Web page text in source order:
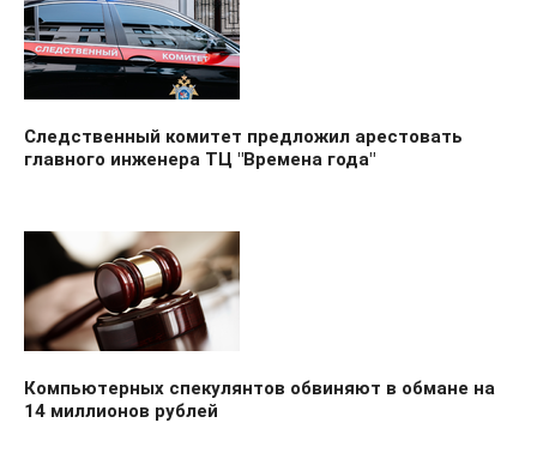
Следственный комитет предложил арестовать
главного инженера ТЦ "Времена года"
Компьютерных спекулянтов обвиняют в обмане на
14 миллионов рублей